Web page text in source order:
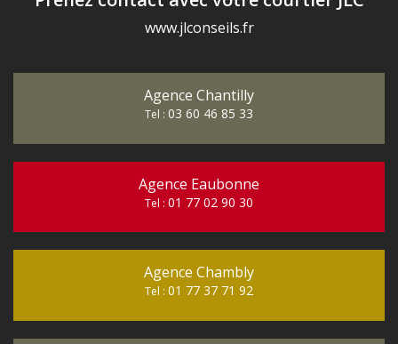
www.jlconseils.fr
Agence Chantilly
Tel : 03 60 46 85 33
Agence Eaubonne
Tel : 01 77 02 90 30
Agence Chambly
Tel : 01 77 37 71 92